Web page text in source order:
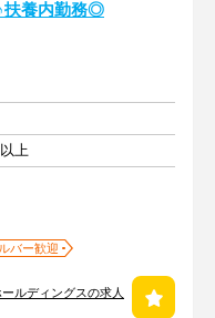
扶養内勤務◎
上
バー歓迎
ルディングスの求人